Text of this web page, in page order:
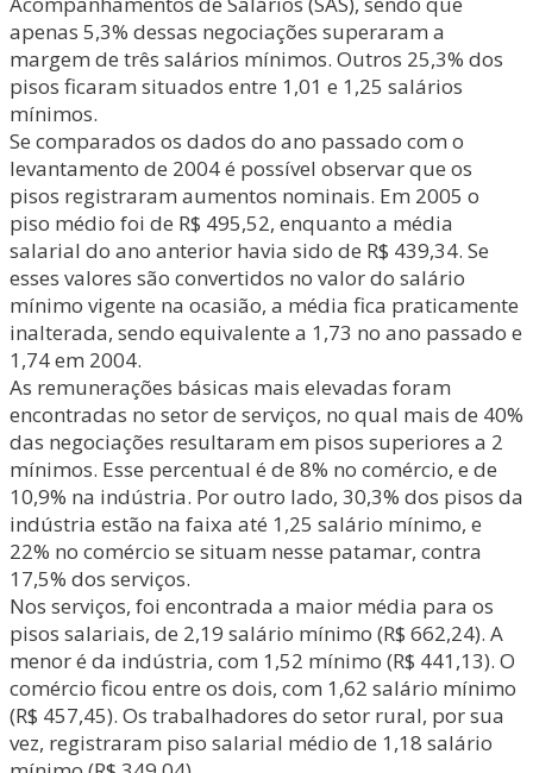
apenas 5,3% dessas negociações superaram a
margem de três salários mínimos. Outros 25,3% dos
pisos ficaram situados entre 1,01 e 1,25 salários
mínimos.
Se comparados os dados do ano passado com o
levantamento de 2004 é possível observar que os
pisos registraram aumentos nominais. Em 2005 o
piso médio foi de R$ 495,52, enquanto a média
salarial do ano anterior havia sido de R$ 439,34. Se
esses valores são convertidos no valor do salário
mínimo vigente na ocasião, a média fica praticamente
inalterada, sendo equivalente a 1,73 no ano passado e
1,74 em 2004.
As remunerações básicas mais elevadas foram
encontradas no setor de serviços, no qual mais de 40%
das negociações resultaram em pisos superiores a 2
mínimos. Esse percentual é de 8% no comércio, e de
10,9% na indústria. Por outro lado, 30,3% dos pisos da
indústria estão na faixa até 1,25 salário mínimo, e
22% no comércio se situam nesse patamar, contra
17,5% dos serviços.
Nos serviços, foi encontrada a maior média para os
pisos salariais, de 2,19 salário mínimo (R$ 662,24). A
menor é da indústria, com 1,52 mínimo (R$ 441,13). O
comércio ficou entre os dois, com 1,62 salário mínimo
(R$ 457,45). Os trabalhadores do setor rural, por sua
vez, registraram piso salarial médio de 1,18 salário